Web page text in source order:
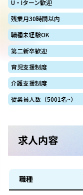
U・Iターン歓迎
残業月30時間以内
職種未経験OK
第二新卒歓迎
育児支援制度
介護支援制度
従業員人数（5001名~）
求人内容
職種